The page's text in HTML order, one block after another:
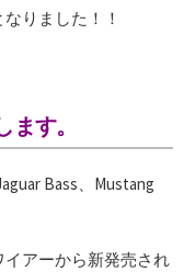
りました！！
す。
Bass、Mustang
アーから新発売され